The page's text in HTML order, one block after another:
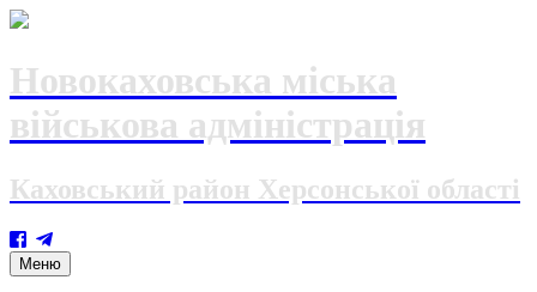
Новокаховська міська
військова адміністрація
Каховський район Херсонської області
Меню Skip
to